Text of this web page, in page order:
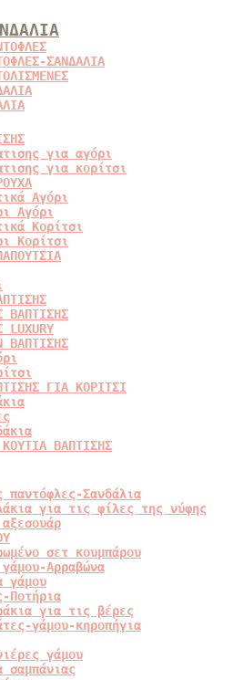
ΣΑΝΔΑΛΙΑ
για αγόρι
για κορίτσι
Αγόρι
Αγόρι
Κορίτσι
Κορίτσι
ΒΑΠΤΙΣΗΣ
ΒΑΠΤΙΣΗΣ
ΓΙΑ ΚΟΡΙΤΣΙ
ΒΑΠΤΙΣΗΣ
παντόφλες-Σανδάλια
για τις φίλες της νύφης
σετ κουμπάρου
Αρραβώνα
γάμου
Ποτήρια
για τις βέρες
γάμου-κηροπήγια
γάμου
σαμπάνιας